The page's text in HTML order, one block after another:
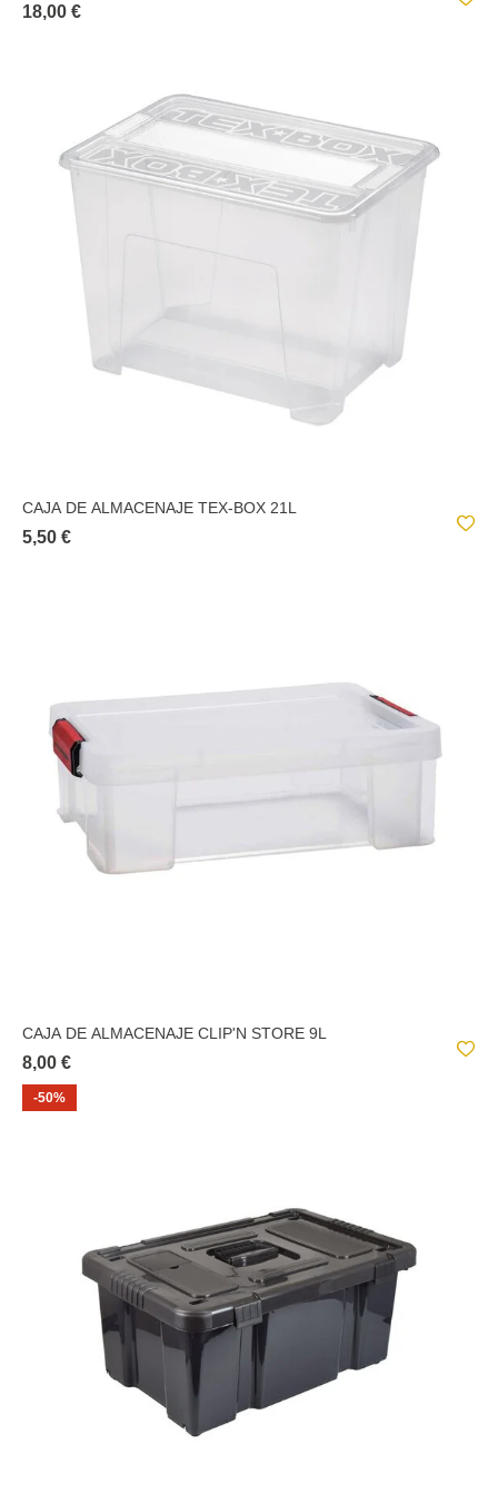
18,00 €
CAJA DE ALMACENAJE TEX-BOX 21L
5,50 €
CAJA DE ALMACENAJE CLIP'N STORE 9L
8,00 €
-50%